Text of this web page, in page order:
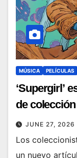
MÚSICA PELÍCULAS
‘Supergirl’
de
JUNE 27, 2026
Los
un nuevo